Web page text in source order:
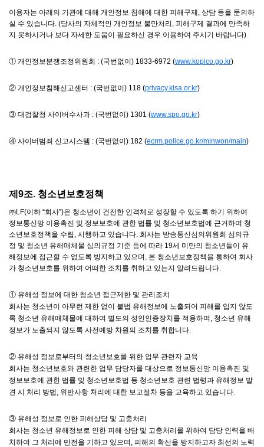
이용자는 아래의 기관에 대해 개인정보 침해에 대한 피해구제, 상담 등을 문의하
실 수 있습니다. (당사의 자체적인 개인정보 불만처리, 피해구제 결과에 만족하
지 못하시거나 보다 자세한 도움이 필요하신 경우 이용하여 주시기 바랍니다)
① 개인정보분쟁조정위원회 : (국번없이) 1833-6972 (www.kopico.go.kr)
② 개인정보침해신고센터 : (국번없이) 118 (privacy.kisa.or.kr)
③ 대검찰청 사이버수사과 : (국번없이) 1301 (www.spo.go.kr)
④ 사이버범죄 신고시스템 : (국번없이) 182 (ecrm.police.go.kr/minwon/main)
제9조. 청소년보호정책
㈜LF(이하 “회사”)은 청소년이 건전한 인격체로 성장할 수 있도록 하기 위하여
정보통신망 이용촉진 및 정보보호에 관한 법률 및 청소년보호법에 근거하여 청
소년보호정책을 수립, 시행하고 있습니다. 회사는 방송통신심의위원회 심의규
정 및 청소년 유해매체물 심의규정 기준 등에 따라 19세 미만의 청소년들이 유
해정보에 접근할 수 없도록 방지하고 있으며, 본 청소년보호정책을 통하여 회사
가 청소년보호를 위하여 어떠한 조치를 취하고 있는지 알려드립니다.
① 유해성 정보에 대한 청소년 접근제한 및 관리조치
회사는 청소년이 아무런 제한 없이 불법 유해정보에 노출되어 피해를 입지 않도
록 청소년 유해매체물에 대하여 별도의 성인인증장치를 적용하며, 청소년 유해
정보가 노출되지 않도록 사전예방 차원의 조치를 취합니다.
② 유해성 정보로부터의 청소년보호를 위한 업무 관련자 교육
회사는 청소년보호와 관련한 업무 담당자를 대상으로 정보통신망 이용촉진 및
정보보호에 관한 법률 및 청소년보호법 등 청소년보호 관련 법령과 유해정보 발
견 시 처리 방법, 위반사항 처리에 대한 보고절차 등을 교육하고 있습니다.
③ 유해성 정보로 인한 피해상담 및 고충처리
회사는 청소년 유해정보로 인한 피해 상담 및 고충처리를 위하여 담당 인력을 배
치하여 그 처리에 만전을 기하고 있으며, 피해의 확산을 방지하고자 최선의 노력